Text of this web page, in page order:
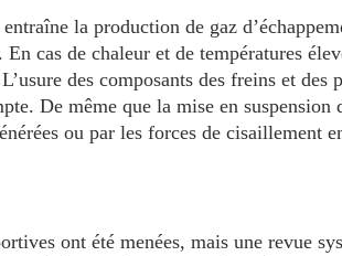
la production de gaz
cas de chaleur et de températures
des composants des freins et des
De même que la mise en suspension
ou par les forces de cisaillement
ont été menées, mais une revue